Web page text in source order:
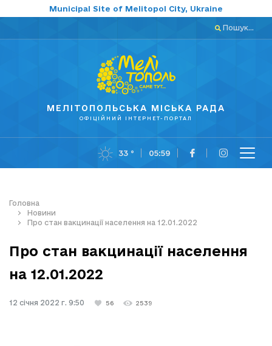
Municipal Site of Melitopol City, Ukraine
Пошук...
МЕЛІТОПОЛЬСЬКА МІСЬКА РАДА
ОФІЦІЙНИЙ ІНТЕРНЕТ-ПОРТАЛ
33 ° 05:59
Головна
Новини
Про стан вакцинації населення на 12.01.2022
Про стан вакцинації населення
на 12.01.2022
12 січня 2022 г. 9:50 56 2539